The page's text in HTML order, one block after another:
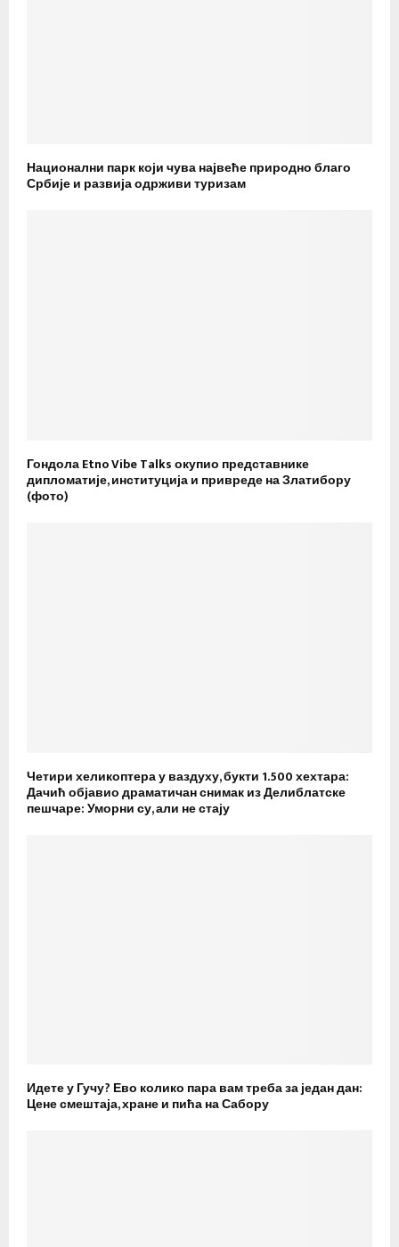
Национални парк који чува највеће природно благо
Србије и развија одрживи туризам
Гондола Etno Vibe Talks окупио представнике
дипломатије, институција и привреде на Златибору
(фото)
Четири хеликоптера у ваздуху, букти 1.500 хехтара:
Дачић објавио драматичан снимак из Делиблатске
пешчаре: Уморни су, али не стају
Идете у Гучу? Ево колико пара вам треба за један дан:
Цене смештаја, хране и пића на Сабору